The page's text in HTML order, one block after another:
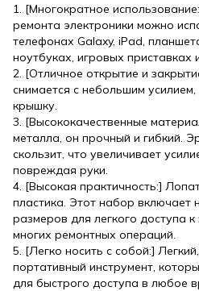
1. [Многократное
ремонта электроники можно
телефонах Galaxy, iPad,
ноутбуках, игровых приставках
2. [Отличное открытие и
снимается с небольшим
крышку.
3. [Высококачественные
металла, он прочный и гибкий.
скользит, что увеличивает
повреждая руки.
4. [Высокая практичность:]
пластика. Этот набор включает
размеров для легкого доступа
многих ремонтных операций.
5. [Легко носить с собой:]
портативный инструмент,
для быстрого доступа в любое